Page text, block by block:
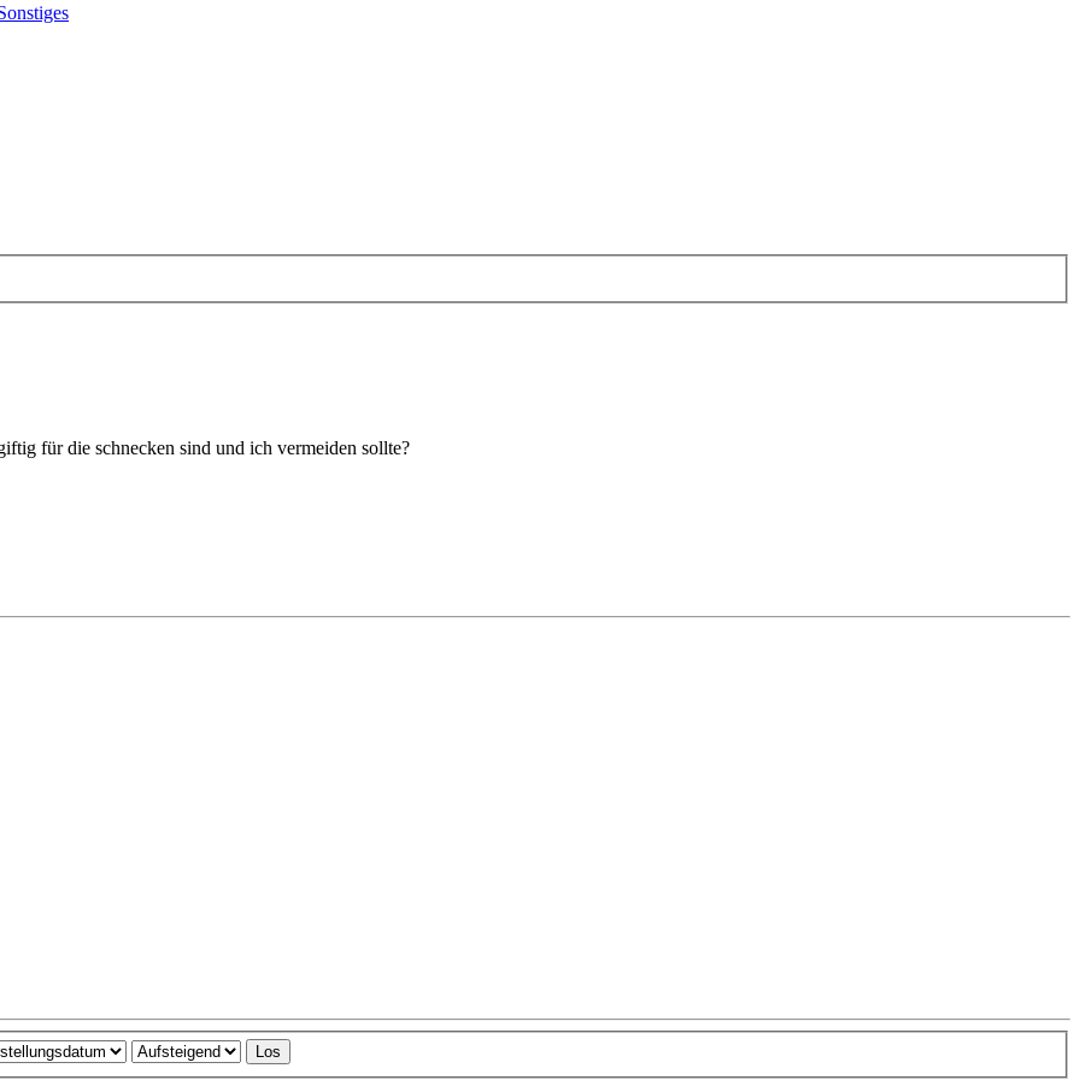
für die schnecken sind und ich vermeiden sollte?